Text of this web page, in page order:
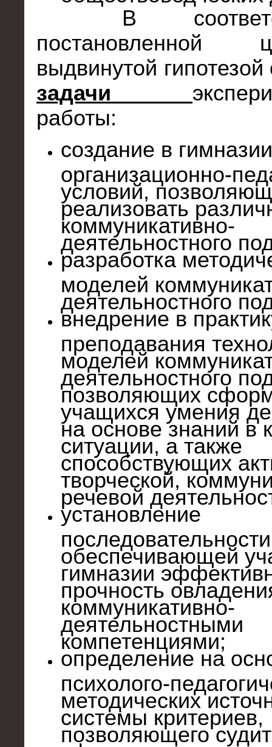
В
выдвинутой
задачи
работы:
создание в
организационно-
условий,
реализовать
коммуникативно-
деятельностного
разработка
моделей
деятельностного
внедрение в
преподавания
моделей
деятельностного
позволяющих
учащихся умения
на основе знаний в
ситуации, а также
способствующих
творческой,
речевой
установление
обеспечивающей
гимназии
прочность
коммуникативно-
деятельностными
компетенциями;
определение на
психолого-
методических
системы критериев,
позволяющего